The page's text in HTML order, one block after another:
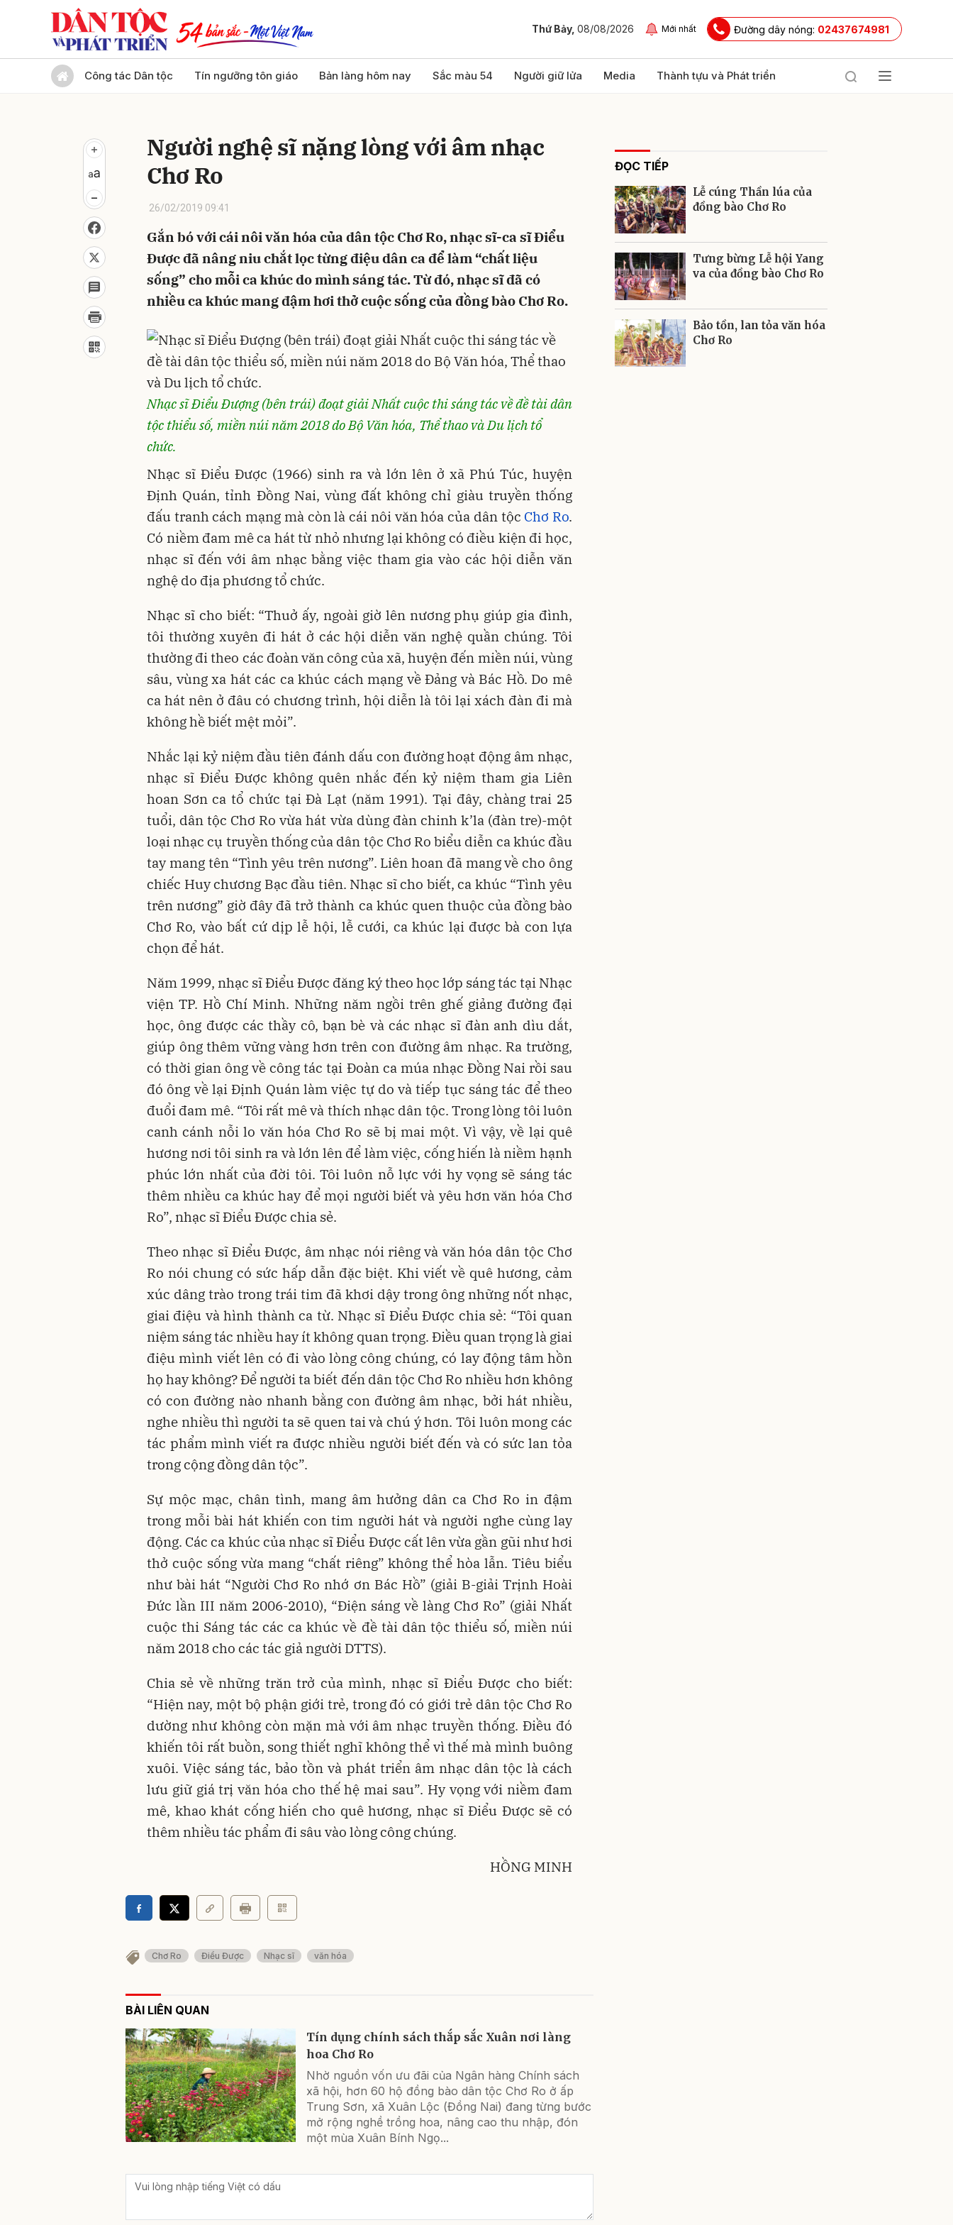
Thứ Bảy, 08/08/2026 Mới nhất Đường dây nóng: 02437674981
Công tác Dân tộc Tín ngưỡng tôn giáo Bản làng hôm nay Sắc màu 54 Người giữ lửa Media Thành tựu và Phát triển
Người nghệ sĩ nặng lòng với âm nhạc
Chơ Ro
26/02/2019 09:41
Gắn bó với cái nôi văn hóa của dân tộc Chơ Ro, nhạc sĩ-ca sĩ Điểu
Được đã nâng niu chắt lọc từng điệu dân ca để làm “chất liệu
sống” cho mỗi ca khúc do mình sáng tác. Từ đó, nhạc sĩ đã có
nhiều ca khúc mang đậm hơi thở cuộc sống của đồng bào Chơ Ro.
Nhạc sĩ Điểu Đượng (bên trái) đoạt giải Nhất cuộc thi sáng tác về đề tài dân
tộc thiểu số, miền núi năm 2018 do Bộ Văn hóa, Thể thao và Du lịch tổ
chức.
Nhạc sĩ Điểu Được (1966) sinh ra và lớn lên ở xã Phú Túc, huyện
Định Quán, tỉnh Đồng Nai, vùng đất không chỉ giàu truyền thống
đấu tranh cách mạng mà còn là cái nôi văn hóa của dân tộc Chơ Ro.
Có niềm đam mê ca hát từ nhỏ nhưng lại không có điều kiện đi học,
nhạc sĩ đến với âm nhạc bằng việc tham gia vào các hội diễn văn
nghệ do địa phương tổ chức.
Nhạc sĩ cho biết: “Thuở ấy, ngoài giờ lên nương phụ giúp gia đình,
tôi thường xuyên đi hát ở các hội diễn văn nghệ quần chúng. Tôi
thường đi theo các đoàn văn công của xã, huyện đến miền núi, vùng
sâu, vùng xa hát các ca khúc cách mạng về Đảng và Bác Hồ. Do mê
ca hát nên ở đâu có chương trình, hội diễn là tôi lại xách đàn đi mà
không hề biết mệt mỏi”.
Nhắc lại kỷ niệm đầu tiên đánh dấu con đường hoạt động âm nhạc,
nhạc sĩ Điểu Được không quên nhắc đến kỷ niệm tham gia Liên
hoan Sơn ca tổ chức tại Đà Lạt (năm 1991). Tại đây, chàng trai 25
tuổi, dân tộc Chơ Ro vừa hát vừa dùng đàn chinh k’la (đàn tre)-một
loại nhạc cụ truyền thống của dân tộc Chơ Ro biểu diễn ca khúc đầu
tay mang tên “Tình yêu trên nương”. Liên hoan đã mang về cho ông
chiếc Huy chương Bạc đầu tiên. Nhạc sĩ cho biết, ca khúc “Tình yêu
trên nương” giờ đây đã trở thành ca khúc quen thuộc của đồng bào
Chơ Ro, vào bất cứ dịp lễ hội, lễ cưới, ca khúc lại được bà con lựa
chọn để hát.
Năm 1999, nhạc sĩ Điểu Được đăng ký theo học lớp sáng tác tại Nhạc
viện TP. Hồ Chí Minh. Những năm ngồi trên ghế giảng đường đại
học, ông được các thầy cô, bạn bè và các nhạc sĩ đàn anh dìu dắt,
giúp ông thêm vững vàng hơn trên con đường âm nhạc. Ra trường,
có thời gian ông về công tác tại Đoàn ca múa nhạc Đồng Nai rồi sau
đó ông về lại Định Quán làm việc tự do và tiếp tục sáng tác để theo
đuổi đam mê. “Tôi rất mê và thích nhạc dân tộc. Trong lòng tôi luôn
canh cánh nỗi lo văn hóa Chơ Ro sẽ bị mai một. Vì vậy, về lại quê
hương nơi tôi sinh ra và lớn lên để làm việc, cống hiến là niềm hạnh
phúc lớn nhất của đời tôi. Tôi luôn nỗ lực với hy vọng sẽ sáng tác
thêm nhiều ca khúc hay để mọi người biết và yêu hơn văn hóa Chơ
Ro”, nhạc sĩ Điểu Được chia sẻ.
Theo nhạc sĩ Điểu Được, âm nhạc nói riêng và văn hóa dân tộc Chơ
Ro nói chung có sức hấp dẫn đặc biệt. Khi viết về quê hương, cảm
xúc dâng trào trong trái tim đã khơi dậy trong ông những nốt nhạc,
giai điệu và hình thành ca từ. Nhạc sĩ Điểu Được chia sẻ: “Tôi quan
niệm sáng tác nhiều hay ít không quan trọng. Điều quan trọng là giai
điệu mình viết lên có đi vào lòng công chúng, có lay động tâm hồn
họ hay không? Để người ta biết đến dân tộc Chơ Ro nhiều hơn không
có con đường nào nhanh bằng con đường âm nhạc, bởi hát nhiều,
nghe nhiều thì người ta sẽ quen tai và chú ý hơn. Tôi luôn mong các
tác phẩm mình viết ra được nhiều người biết đến và có sức lan tỏa
trong cộng đồng dân tộc”.
Sự mộc mạc, chân tình, mang âm hưởng dân ca Chơ Ro in đậm
trong mỗi bài hát khiến con tim người hát và người nghe cùng lay
động. Các ca khúc của nhạc sĩ Điểu Được cất lên vừa gần gũi như hơi
thở cuộc sống vừa mang “chất riêng” không thể hòa lẫn. Tiêu biểu
như bài hát “Người Chơ Ro nhớ ơn Bác Hồ” (giải B-giải Trịnh Hoài
Đức lần III năm 2006-2010), “Điện sáng về làng Chơ Ro” (giải Nhất
cuộc thi Sáng tác các ca khúc về đề tài dân tộc thiểu số, miền núi
năm 2018 cho các tác giả người DTTS).
Chia sẻ về những trăn trở của mình, nhạc sĩ Điểu Được cho biết:
“Hiện nay, một bộ phận giới trẻ, trong đó có giới trẻ dân tộc Chơ Ro
dường như không còn mặn mà với âm nhạc truyền thống. Điều đó
khiến tôi rất buồn, song thiết nghĩ không thể vì thế mà mình buông
xuôi. Việc sáng tác, bảo tồn và phát triển âm nhạc dân tộc là cách
lưu giữ giá trị văn hóa cho thế hệ mai sau”. Hy vọng với niềm đam
mê, khao khát cống hiến cho quê hương, nhạc sĩ Điểu Được sẽ có
thêm nhiều tác phẩm đi sâu vào lòng công chúng.
HỒNG MINH
Chơ Ro Điểu Được Nhạc sĩ văn hóa
BÀI LIÊN QUAN
Tín dụng chính sách thắp sắc Xuân nơi làng
hoa Chơ Ro
Nhờ nguồn vốn ưu đãi của Ngân hàng Chính sách
xã hội, hơn 60 hộ đồng bào dân tộc Chơ Ro ở ấp
Trung Sơn, xã Xuân Lộc (Đồng Nai) đang từng bước
mở rộng nghề trồng hoa, nâng cao thu nhập, đón
một mùa Xuân Bính Ngọ...
ĐỌC TIẾP
Lễ cúng Thần lúa của
đồng bào Chơ Ro
Tưng bừng Lễ hội Yang
va của đồng bào Chơ Ro
Bảo tồn, lan tỏa văn hóa
Chơ Ro
Gửi bình luận
Hủy Gửi